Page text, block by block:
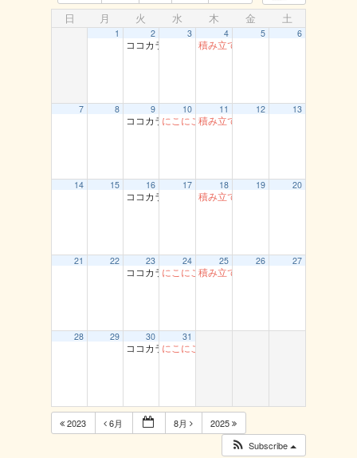
日 月 火 水 木 金 土
1 2
ココカラ運動教室（龍鳳閣）
3 4
積み立て貯筋運動（とまり）
5 6
7 8 9
ココカラ運動教室（龍鳳閣）
10
にこにこ体操 船岡
11
積み立て貯筋運動（とまり）
12 13
14 15 16
ココカラ運動教室（龍鳳閣）
17 18
積み立て貯筋運動（とまり）
19 20
21 22 23
ココカラ運動教室（龍鳳閣）
24
にこにこ体操 船岡
25
積み立て貯筋運動（とまり）
26 27
28 29 30
ココカラ運動教室（龍鳳閣）
31
にこにこ体操 船岡
2023 6月 8月
2025
Subscribe